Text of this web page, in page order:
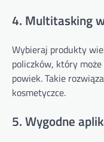
4. Multitasking
Wybieraj produkty
policzków, który
powiek. Takie
kosmetyczce.
5. Wygodne